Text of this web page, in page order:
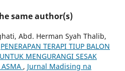
same author(s)
Abd. Herman Syah Thalib,
PENERAPAN TERAPI TIUP BALON
MENGURANGI SESAK
ASMA , Jurnal Madising na